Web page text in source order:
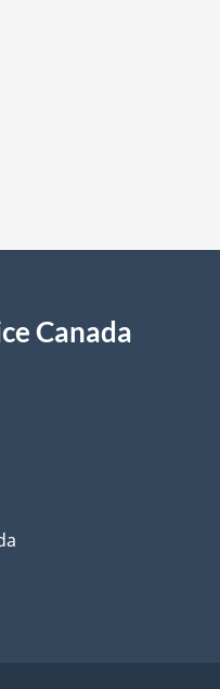
Canada